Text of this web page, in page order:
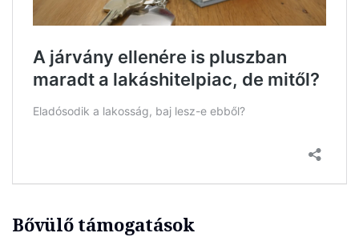
Bővülő támogatások